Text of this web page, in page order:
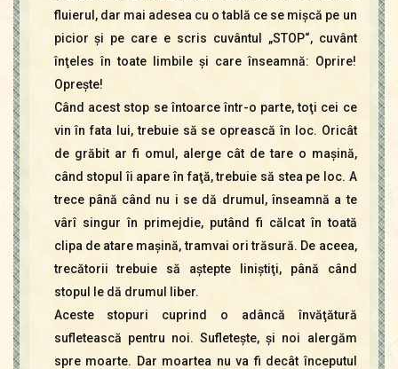
fluierul, dar mai adesea cu o tablă ce se mişcă pe un
picior şi pe care e scris cuvântul „STOP“, cuvânt
înţeles în toate limbile şi care înseamnă: Oprire!
Opreşte!
Când acest stop se întoarce într-o parte, toţi cei ce
vin în fata lui, trebuie să se oprească în loc. Oricât
de grăbit ar fi omul, alerge cât de tare o maşină,
când stopul îi apare în faţă, trebuie să stea pe loc. A
trece până când nu i se dă drumul, înseamnă a te
vârî singur în primejdie, putând fi călcat în toată
clipa de atare maşină, tramvai ori trăsură. De aceea,
trecătorii trebuie să aştepte liniştiţi, până când
stopul le dă drumul liber.
Aceste stopuri cuprind o adâncă învăţătură
sufletească pentru noi. Sufleteşte, şi noi alergăm
spre moarte. Dar moartea nu va fi decât începutul